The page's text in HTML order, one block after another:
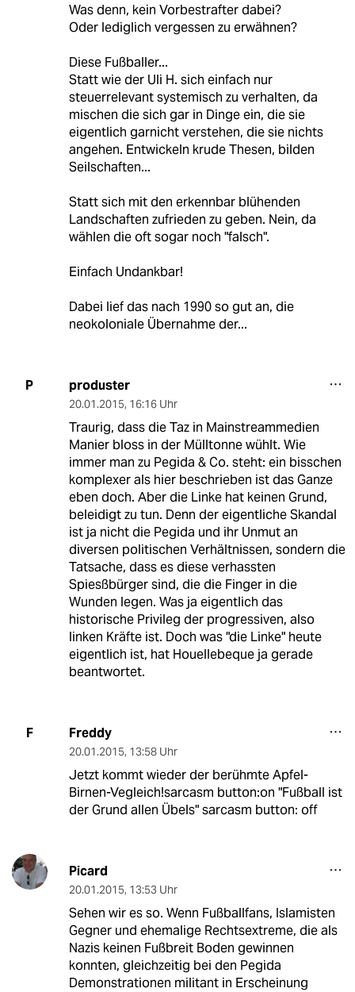
Was denn, kein Vorbestrafter dabei?
Oder lediglich vergessen zu erwähnen?
Diese Fußballer...
Statt wie der Uli H. sich einfach nur
steuerrelevant systemisch zu verhalten, da
mischen die sich gar in Dinge ein, die sie
eigentlich garnicht verstehen, die sie nichts
angehen. Entwickeln krude Thesen, bilden
Seilschaften...
Statt sich mit den erkennbar blühenden
Landschaften zufrieden zu geben. Nein, da
wählen die oft sogar noch "falsch".
Einfach Undankbar!
Dabei lief das nach 1990 so gut an, die
neokoloniale Übernahme der...
P produster
20.01.2015, 16:16 Uhr
Traurig, dass die Taz in Mainstreammedien
Manier bloss in der Mülltonne wühlt. Wie
immer man zu Pegida & Co. steht: ein bisschen
komplexer als hier beschrieben ist das Ganze
eben doch. Aber die Linke hat keinen Grund,
beleidigt zu tun. Denn der eigentliche Skandal
ist ja nicht die Pegida und ihr Unmut an
diversen politischen Verhältnissen, sondern die
Tatsache, dass es diese verhassten
Spiesßbürger sind, die die Finger in die
Wunden legen. Was ja eigentlich das
historische Privileg der progressiven, also
linken Kräfte ist. Doch was "die Linke" heute
eigentlich ist, hat Houellebeque ja gerade
beantwortet.
F Freddy
20.01.2015, 13:58 Uhr
Jetzt kommt wieder der berühmte Apfel-
Birnen-Vegleich!sarcasm button:on "Fußball ist
der Grund allen Übels" sarcasm button: off
Picard
20.01.2015, 13:53 Uhr
Sehen wir es so. Wenn Fußballfans, Islamisten
Gegner und ehemalige Rechtsextreme, die als
Nazis keinen Fußbreit Boden gewinnen
konnten, gleichzeitig bei den Pegida
Demonstrationen militant in Erscheinung